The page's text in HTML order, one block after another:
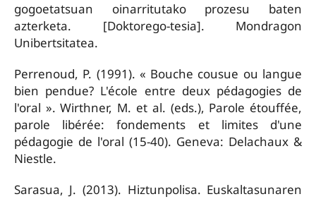
gogoetatsuan oinarritutako prozesu baten
azterketa. [Doktorego-tesia]. Mondragon
Unibertsitatea.
Perrenoud, P. (1991). « Bouche cousue ou langue
bien pendue? L'école entre deux pédagogies de
l'oral ». Wirthner, M. et al. (eds.), Parole étouffée,
parole libérée: fondements et limites d'une
pédagogie de l'oral (15-40). Geneva: Delachaux &
Niestle.
Sarasua, J. (2013). Hiztunpolisa. Euskaltasunaren